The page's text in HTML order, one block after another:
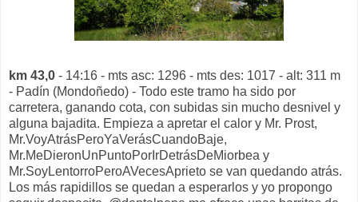
km 43,0 - 14:16 - mts asc: 1296 - mts des: 1017 - alt: 311 m
- Padín (Mondoñedo) - Todo este tramo ha sido por
carretera, ganando cota, con subidas sin mucho desnivel y
alguna bajadita. Empieza a apretar el calor y Mr. Prost,
Mr.VoyAtrásPeroYaVerásCuandoBaje,
Mr.MeDieronUnPuntoPorIrDetrásDeMiorbea y
Mr.SoyLentorroPeroAVecesAprieto se van quedando atrás.
Los más rapidillos se quedan a esperarlos y yo propongo